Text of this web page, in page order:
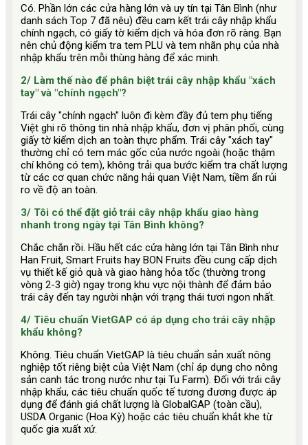
Có. Phần lớn các cửa hàng lớn và uy tín tại Tân Bình (như
danh sách Top 7 đã nêu) đều cam kết trái cây nhập khẩu
chính ngạch, có giấy tờ kiểm dịch và hóa đơn rõ ràng. Bạn
nên chủ động kiểm tra tem PLU và tem nhãn phụ của nhà
nhập khẩu trên mỗi thùng hàng để xác minh.
2/ Làm thế nào để phân biệt trái cây nhập khẩu "xách
tay" và "chính ngạch"?
Trái cây "chính ngạch" luôn đi kèm đầy đủ tem phụ tiếng
Việt ghi rõ thông tin nhà nhập khẩu, đơn vị phân phối, cùng
giấy tờ kiểm dịch an toàn thực phẩm. Trái cây "xách tay"
thường chỉ có tem mác gốc của nước ngoài (hoặc thậm
chí không có tem), không trải qua bước kiểm tra chất lượng
từ các cơ quan chức năng hải quan Việt Nam, tiềm ẩn rủi
ro về độ an toàn.
3/ Tôi có thể đặt giỏ trái cây nhập khẩu giao hàng
nhanh trong ngày tại Tân Bình không?
Chắc chắn rồi. Hầu hết các cửa hàng lớn tại Tân Bình như
Han Fruit, Smart Fruits hay BON Fruits đều cung cấp dịch
vụ thiết kế giỏ quà và giao hàng hỏa tốc (thường trong
vòng 2-3 giờ) ngay trong khu vực nội thành để đảm bảo
trái cây đến tay người nhận với trạng thái tươi ngon nhất.
4/ Tiêu chuẩn VietGAP có áp dụng cho trái cây nhập
khẩu không?
Không. Tiêu chuẩn VietGAP là tiêu chuẩn sản xuất nông
nghiệp tốt riêng biệt của Việt Nam (chỉ áp dụng cho nông
sản canh tác trong nước như tại Tu Farm). Đối với trái cây
nhập khẩu, các tiêu chuẩn quốc tế tương đương được áp
dụng để đánh giá chất lượng là GlobalGAP (toàn cầu),
USDA Organic (Hoa Kỳ) hoặc các tiêu chuẩn khắt khe từ
quốc gia xuất xứ.